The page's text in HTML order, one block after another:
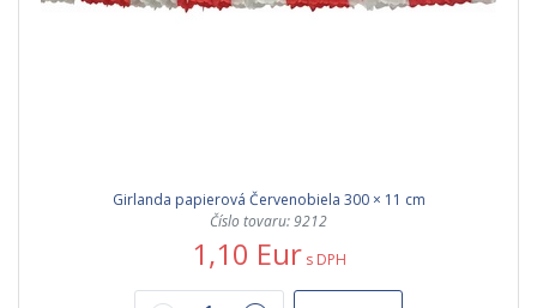
Girlanda papierová Červenobiela 300 × 11 cm
Číslo tovaru: 9212
1,10 Eur s DPH